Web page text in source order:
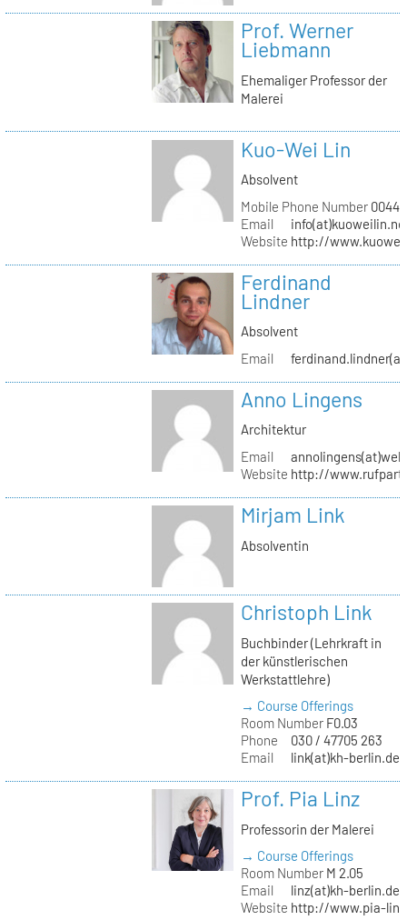
Prof. Werner
Liebmann
Ehemaliger Professor der
Malerei
Kuo-Wei Lin
Absolvent
Mobile Phone Number0044
Email
Website http://
Ferdinand
Lindner
Absolvent
Email
Anno Lingens
Architektur
Email
Website http://
Mirjam Link
Absolventin
Christoph Link
Buchbinder (Lehrkraft in
der künstlerischen
Werkstattlehre)
→ Course Offerings
Room NumberF0.03
Phone
030 / 47705 263
Email
link(at)kh-berlin.de
Prof. Pia Linz
Professorin der Malerei
→ Course Offerings
Room NumberM 2.05
Email
linz(at)kh-berlin.de
Website http://www.pia-